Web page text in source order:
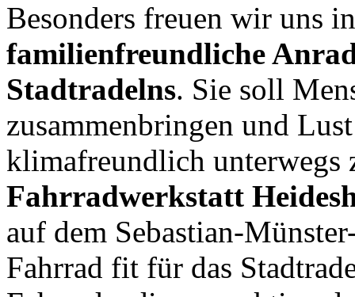
Besonders freuen wir uns
familienfreundliche
Stadtradelns. Sie soll
zusammenbringen und
klimafreundlich unterwegs
Fahrradwerkstatt
auf dem Sebastian-
Fahrrad fit für das